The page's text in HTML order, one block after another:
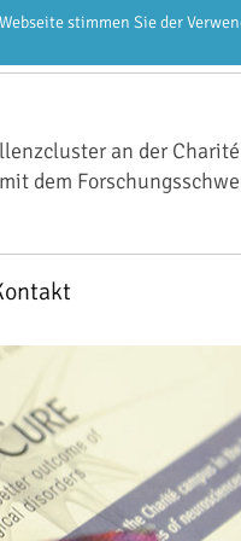
stimmen Sie der
an der
mit dem